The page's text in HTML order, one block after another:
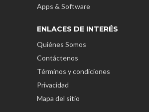
Apps & Software
ENLACES DE INTERÉS
Quiénes Somos
Contáctenos
Términos y condiciones
Privacidad
Mapa del sitio